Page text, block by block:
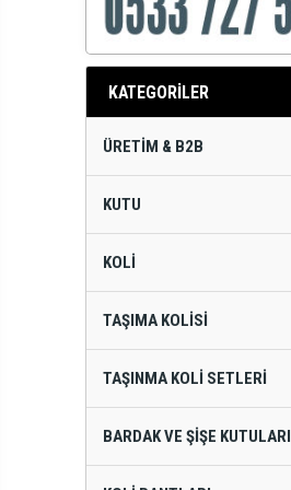
KATEGORİLER
ÜRETIM & B2B
KUTU
KOLI
TAŞIMA KOLISI
TAŞINMA KOLI SETLERI
BARDAK VE ŞIŞE KUTULARI